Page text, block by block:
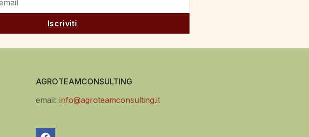
Iscriviti
AGROTEAMCONSULTING
email:info@agroteamconsulting.it